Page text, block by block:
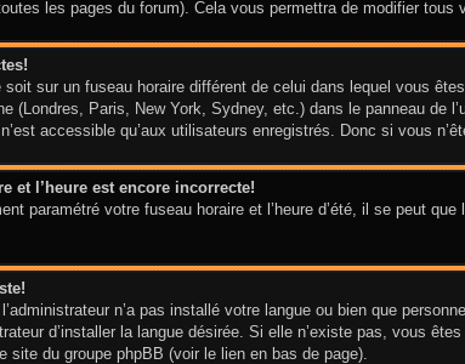
les pages du forum). Cela vous permettra de modifier tous
soit sur un fuseau horaire différent de celui dans lequel vous
(Londres, Paris, New York, Sydney, etc.) dans le panneau de
accessible qu’aux utilisateurs enregistrés. Donc si vous
et l’heure est encore incorrecte!
paramétré votre fuseau horaire et l’heure d’été, il se peut
n’a pas installé votre langue ou bien que
d’installer la langue désirée. Si elle n’existe pas, vous
site du groupe phpBB (voir le lien en bas de page).